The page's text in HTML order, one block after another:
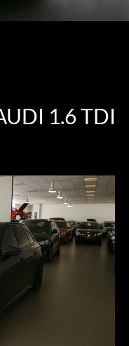
1.6 TDI